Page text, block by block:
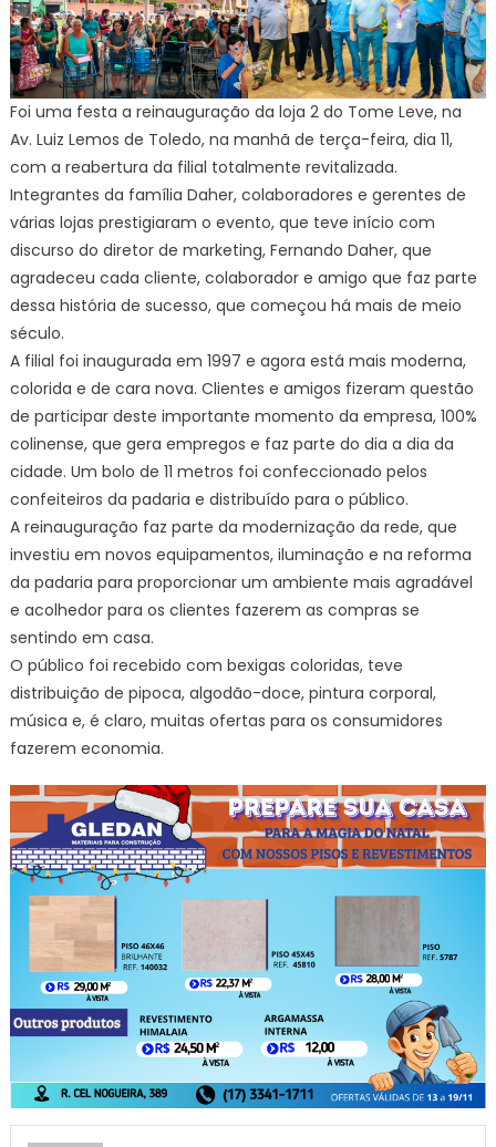
Foi uma festa a reinauguração da loja 2 do Tome Leve, na
Av. Luiz Lemos de Toledo, na manhã de terça-feira, dia 11,
com a reabertura da filial totalmente revitalizada.
Integrantes da família Daher, colaboradores e gerentes de
várias lojas prestigiaram o evento, que teve início com
discurso do diretor de marketing, Fernando Daher, que
agradeceu cada cliente, colaborador e amigo que faz parte
dessa história de sucesso, que começou há mais de meio
século.
A filial foi inaugurada em 1997 e agora está mais moderna,
colorida e de cara nova. Clientes e amigos fizeram questão
de participar deste importante momento da empresa, 100%
colinense, que gera empregos e faz parte do dia a dia da
cidade. Um bolo de 11 metros foi confeccionado pelos
confeiteiros da padaria e distribuído para o público.
A reinauguração faz parte da modernização da rede, que
investiu em novos equipamentos, iluminação e na reforma
da padaria para proporcionar um ambiente mais agradável
e acolhedor para os clientes fazerem as compras se
sentindo em casa.
O público foi recebido com bexigas coloridas, teve
distribuição de pipoca, algodão-doce, pintura corporal,
música e, é claro, muitas ofertas para os consumidores
fazerem economia.